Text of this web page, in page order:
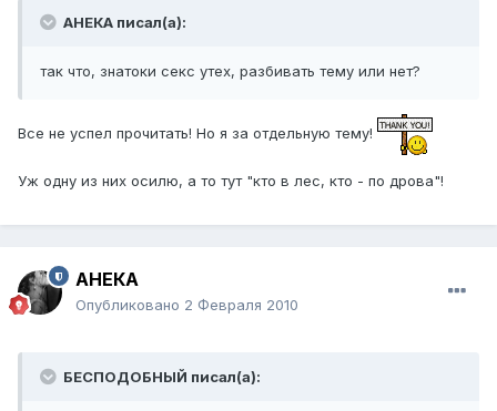
АНЕКА писал(а):
так что, знатоки секс утех, разбивать тему или нет?
Все не успел прочитать! Но я за отдельную тему!
Уж одну из них осилю, а то тут "кто в лес, кто - по дрова"!
АНЕКА
Опубликовано 2 Февраля 2010
БЕСПОДОБНЫЙ писал(а):